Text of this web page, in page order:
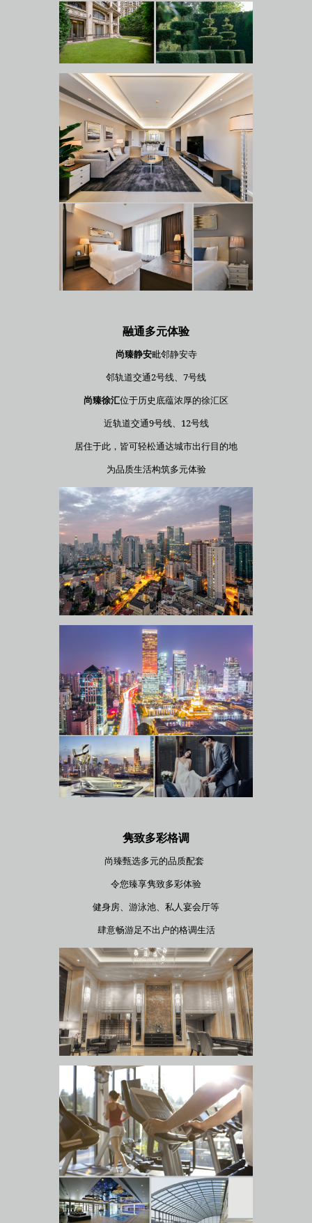
融通多元体验
尚臻静安毗邻静安寺
邻轨道交通2号线、7号线
尚臻徐汇位于历史底蕴浓厚的徐汇区
近轨道交通9号线、12号线
居住于此，皆可轻松通达城市出行目的地
为品质生活构筑多元体验
隽致多彩格调
尚臻甄选多元的品质配套
令您臻享隽致多彩体验
健身房、游泳池、私人宴会厅等
肆意畅游足不出户的格调生活